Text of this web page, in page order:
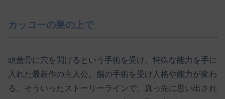
カッコーの巣の上で
頭蓋骨に穴を開けるという手術を受け、特殊な能力を手に
入れた最新作の主人公。脳の手術を受け人格や能力が変わ
る、そういったストーリーラインで、真っ先に思い出され